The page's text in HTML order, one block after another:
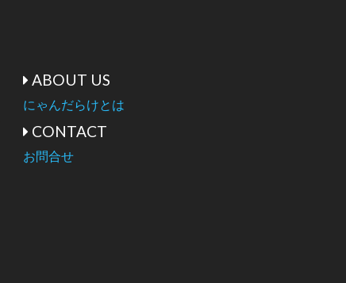
ABOUT US
にゃんだらけとは
CONTACT
お問合せ